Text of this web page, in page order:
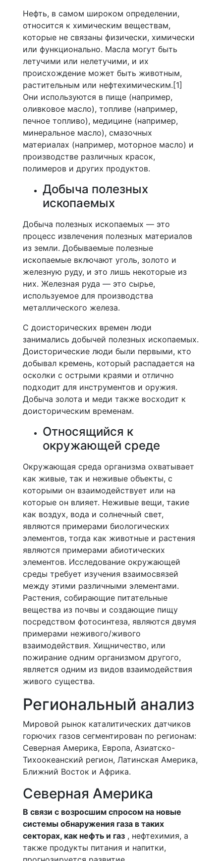
Нефть, в самом широком определении,
относится к химическим веществам,
которые не связаны физически, химически
или функционально. Масла могут быть
летучими или нелетучими, и их
происхождение может быть животным,
растительным или нефтехимическим.[1]
Они используются в пище (например,
оливковое масло), топливе (например,
печное топливо), медицине (например,
минеральное масло), смазочных
материалах (например, моторное масло) и
производстве различных красок,
полимеров и других продуктов.
Добыча полезных
ископаемых
Добыча полезных ископаемых — это
процесс извлечения полезных материалов
из земли. Добываемые полезные
ископаемые включают уголь, золото и
железную руду, и это лишь некоторые из
них. Железная руда — это сырье,
используемое для производства
металлического железа.
С доисторических времен люди
занимались добычей полезных ископаемых.
Доисторические люди были первыми, кто
добывал кремень, который распадается на
осколки с острыми краями и отлично
подходит для инструментов и оружия.
Добыча золота и меди также восходит к
доисторическим временам.
Относящийся к
окружающей среде
Окружающая среда организма охватывает
как живые, так и неживые объекты, с
которыми он взаимодействует или на
которые он влияет. Неживые вещи, такие
как воздух, вода и солнечный свет,
являются примерами биологических
элементов, тогда как животные и растения
являются примерами абиотических
элементов. Исследование окружающей
среды требует изучения взаимосвязей
между этими различными элементами.
Растения, собирающие питательные
вещества из почвы и создающие пищу
посредством фотосинтеза, являются двумя
примерами неживого/живого
взаимодействия. Хищничество, или
пожирание одним организмом другого,
является одним из видов взаимодействия
живого существа.
Региональный анализ
Мировой рынок каталитических датчиков
горючих газов сегментирован по регионам:
Северная Америка, Европа, Азиатско-
Тихоокеанский регион, Латинская Америка,
Ближний Восток и Африка.
Северная Америка
В связи с возросшим спросом на новые
системы обнаружения газа в таких
секторах, как нефть и газ , нефтехимия, а
также продукты питания и напитки,